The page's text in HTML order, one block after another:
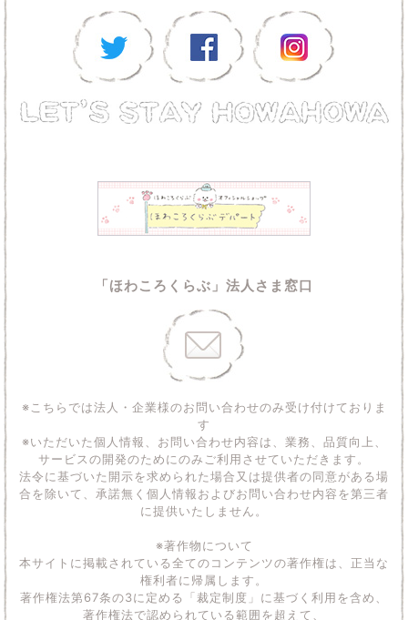
「ほわころくらぶ」法人さま窓口
※こちらでは法人・企業様のお問い合わせのみ受け付けておりま
す
※いただいた個人情報、お問い合わせ内容は、業務、品質向上、
サービスの開発のためにのみご利用させていただきます。
法令に基づいた開示を求められた場合又は提供者の同意がある場
合を除いて、承諾無く個人情報およびお問い合わせ内容を第三者
に提供いたしません。
※著作物について
本サイトに掲載されている全てのコンテンツの著作権は、正当な
権利者に帰属します。
著作権法第67条の3に定める「裁定制度」に基づく利用を含め、
著作権法で認められている範囲を超えて、